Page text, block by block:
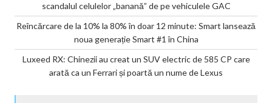
scandalul celulelor „banană” de pe vehiculele GAC
Reîncărcare de la 10% la 80% în doar 12 minute: Smart lansează
noua generație Smart #1 în China
Luxeed RX: Chinezii au creat un SUV electric de 585 CP care
arată ca un Ferrari și poartă un nume de Lexus